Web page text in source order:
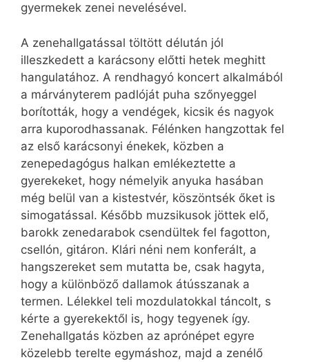
gyermekek zenei nevelésével.
A zenehallgatással töltött délután jól
illeszkedett a karácsony előtti hetek meghitt
hangulatához. A rendhagyó koncert alkalmából
a márványterem padlóját puha szőnyeggel
borították, hogy a vendégek, kicsik és nagyok
arra kuporodhassanak. Félénken hangzottak fel
az első karácsonyi énekek, közben a
zenepedagógus halkan emlékeztette a
gyerekeket, hogy némelyik anyuka hasában
még belül van a kistestvér, köszöntsék őket is
simogatással. Később muzsikusok jöttek elő,
barokk zenedarabok csendültek fel fagotton,
csellón, gitáron. Klári néni nem konferált, a
hangszereket sem mutatta be, csak hagyta,
hogy a különböző dallamok átússzanak a
termen. Lélekkel teli mozdulatokkal táncolt, s
kérte a gyerekektől is, hogy tegyenek így.
Zenehallgatás közben az aprónépet egyre
közelebb terelte egymáshoz, majd a zenélő